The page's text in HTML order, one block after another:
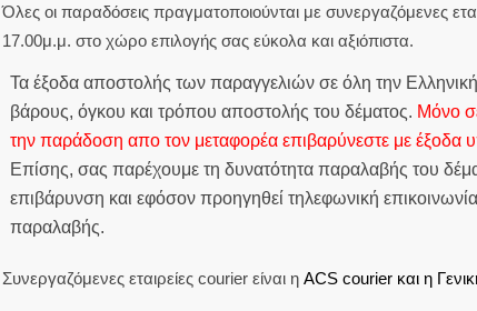
Όλες οι παραδόσεις πραγματοποιούνται με συνεργαζόμενες
17.00μ.μ. στο χώρο επιλογής σας εύκολα και αξιόπιστα.
Τα έξοδα αποστολής των παραγγελιών σε όλη την Ελληνική
βάρους, όγκου και τρόπου αποστολής του δέματος. Μόνο
την παράδοση απο τον μεταφορέα επιβαρύνεστε με έξοδα
Επίσης, σας παρέχουμε τη δυνατότητα παραλαβής του
επιβάρυνση και εφόσον προηγηθεί τηλεφωνική
παραλαβής.
Συνεργαζόμενες εταιρείες courier είναι η ACS courier και η